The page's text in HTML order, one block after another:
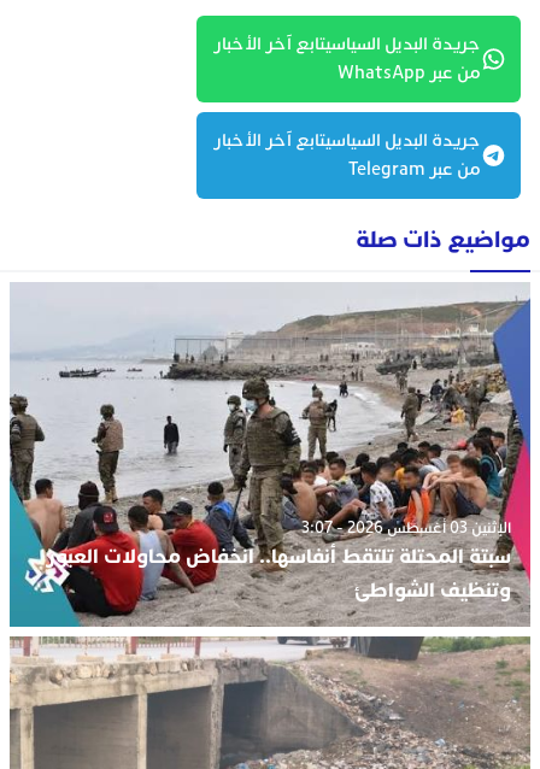
جريدة البديل السياسيتابع آخر الأخبار
من عبر WhatsApp
جريدة البديل السياسيتابع آخر الأخبار
من عبر Telegram
مواضيع ذات صلة
الإثنين 03 أغسطس 2026 - 3:07
سبتة المحتلة تلتقط أنفاسها.. انخفاض محاولات العبور
وتنظيف الشواطئ